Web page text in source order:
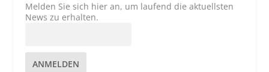
Melden Sie sich hier an, um laufend die aktuellsten
News zu erhalten.
ANMELDEN